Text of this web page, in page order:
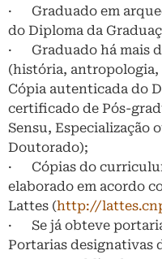
· Graduado em
do Diploma da
· Graduado há mais
(história, antropologia,
Cópia autenticada do
certificado de Pós-
Sensu, Especialização
Doutorado);
· Cópias do
elaborado em acordo
Lattes (http://
· Se já obteve
Portarias designativas